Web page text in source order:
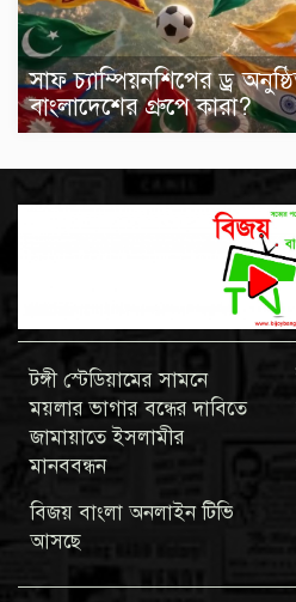
সাফ চ্যাম্পিয়নশিপের ড্র
বাংলাদেশের গ্রুপে কারা?
টঙ্গী স্টেডিয়ামের সামনে
ময়লার ভাগার বন্ধের দাবিতে
জামায়াতে ইসলামীর
মানববন্ধন
বিজয় বাংলা অনলাইন টিভি
আসছে